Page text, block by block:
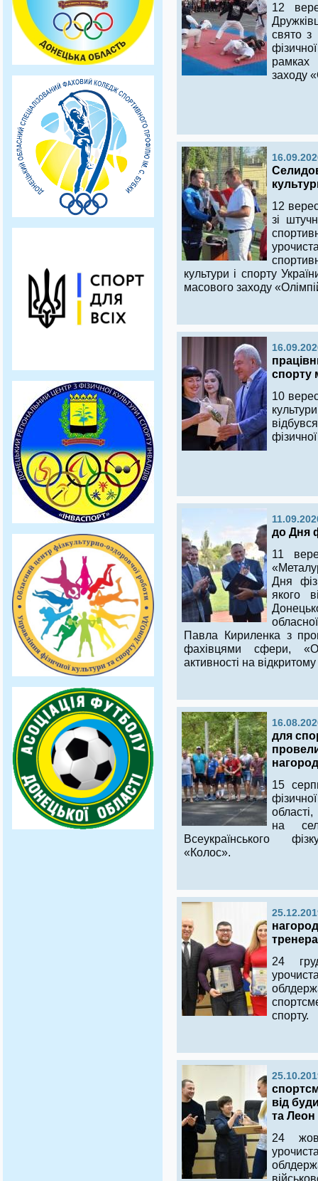
12
свято з
заходу
12
зі
культури і спорту
масового заходу
спорту
10
до Дня
11
Дня
якого
Павла Кириленка з
фахівцями сфери,
активності на
для
15
на
Всеукраїнського
«Колос».
24
спорту.
від
та Леон
24